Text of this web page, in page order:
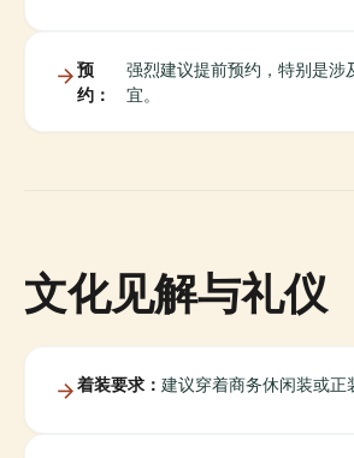
预
约：
强烈建议提前预约，特别是涉
宜。
文化见解与礼仪
着装要求： 建议穿着商务休闲装或正